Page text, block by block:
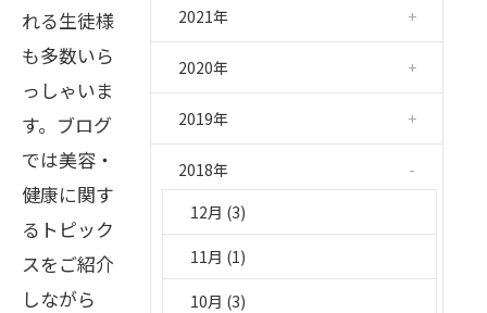
2021年
2020年
2019年
2018年
12月 (3)
11月 (1)
10月 (3)
れる生徒様
も多数いら
っしゃいま
す。ブログ
では美容・
健康に関す
るトピック
スをご紹介
しながら